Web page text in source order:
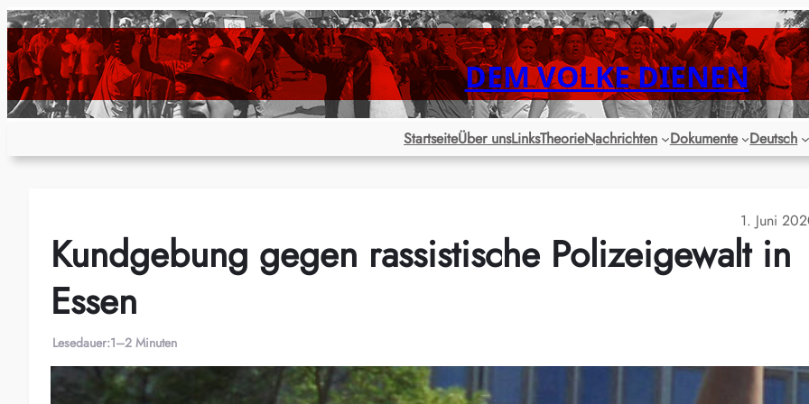
Zum
Inhalt
springen
DEM VOLKE DIENEN
StartseiteÜber unsLinksTheorieNachrichten Dokumente Deutsch
1. Juni
Kundgebung gegen rassistische Polizeigewalt in
Essen
Lesedauer:1–2 Minuten